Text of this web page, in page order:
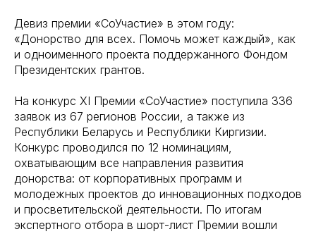
Девиз премии «СоУчастие» в этом году:
«Донорство для всех. Помочь может каждый», как
и одноименного проекта поддержанного Фондом
Президентских грантов.
На конкурс XI Премии «СоУчастие» поступила 336
заявок из 67 регионов России, а также из
Республики Беларусь и Республики Киргизии.
Конкурс проводился по 12 номинациям,
охватывающим все направления развития
донорства: от корпоративных программ и
молодежных проектов до инновационных подходов
и просветительской деятельности. По итогам
экспертного отбора в шорт-лист Премии вошли